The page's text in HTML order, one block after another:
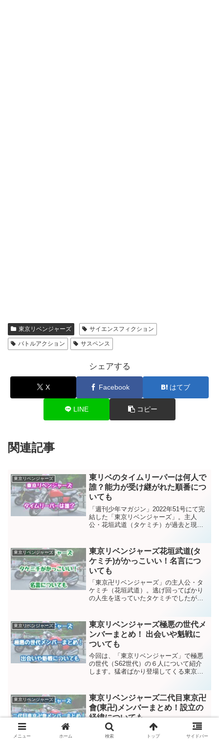
東京リベンジャーズ サイエンスフィクション
バトルアクション サスペンス
シェアする
X Facebook はてブ
LINE コピー
関連記事
東京リベンジャーズ
東リベのタイムリーパーは何人で
誰？能力が受け継がれた順番につ
いても
「週刊少年マガジン」2022年51号にて完
結した「東京リベンジャーズ」。主人
公・花垣武道（タケミチ）が過去と現代
リベ」に登場するタイムリーパーに注目
します。タケミチがタ...
東京リベンジャーズ
東京リベンジャーズ花垣武道(タ
ケミチ)がかっこいい！名言につ
いても
「東京卍リベンジャーズ」の主人公・タ
ケミチ（花垣武道）。逃げ回ってばかり
の人生を送っていたタケミチでしたが、
メだった過去の自分と決別するかのよう
に奮闘し、多くの人の...
東京リベンジャーズ
東京リベンジャーズ極悪の世代メ
ンバーまとめ！ 出会いや魁戦に
ついても
今回は、「東京リベンジャーズ」で極悪
の世代（S62世代）の６人について紹介
します。猛者ばかり登場してくる東京リ
悪の世代」がどのようにして出会ったの
か、「魁戦」についても...
東京リベンジャーズ
東京リベンジャーズ二代目東京卍
會(東卍)メンバーまとめ！設立の
経緯についても
今回は「東京リベンジャーズ（東リ
ベ）」の最終章で結成される二代目東京
メニュー ホーム 検索 トップ サイドバー